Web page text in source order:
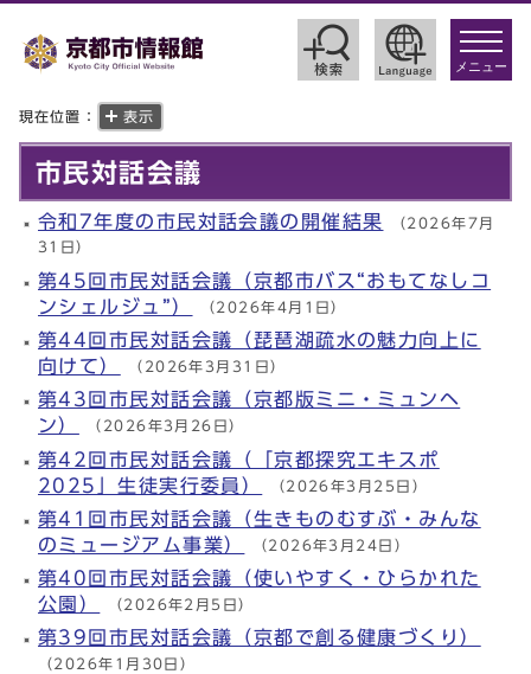
toggle
メニュー
現在位置： 表示
市民対話会議
令和7年度の市民対話会議の開催結果 （2026年7月
31日）
第45回市民対話会議（京都市バス“おもてなしコ
ンシェルジュ”） （2026年4月1日）
第44回市民対話会議（琵琶湖疏水の魅力向上に
向けて） （2026年3月31日）
第43回市民対話会議（京都版ミニ・ミュンヘ
ン） （2026年3月26日）
第42回市民対話会議（「京都探究エキスポ
2025」生徒実行委員） （2026年3月25日）
第41回市民対話会議（生きものむすぶ・みんな
のミュージアム事業） （2026年3月24日）
第40回市民対話会議（使いやすく・ひらかれた
公園） （2026年2月5日）
第39回市民対話会議（京都で創る健康づくり）
（2026年1月30日）